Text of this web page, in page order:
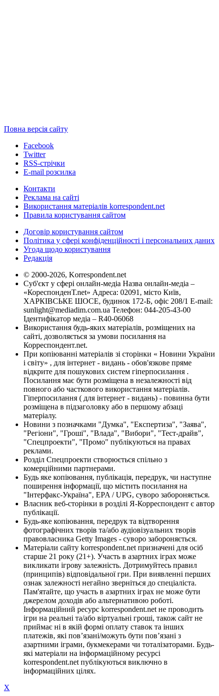
Повна версія сайту
Facebook
Twitter
RSS-стрічки
E-mail розсилка
Контакти
Реклама на сайті
Використання матеріалів korrespondent.net
Правила користування сайтом
Договір користування сайтом
Політика у сфері конфіденційності і персональних даних
Угода щодо користування
Редакція
© 2000-2026, Korrespondent.net
Суб'єкт у сфері онлайн-медіа Назва онлайн-медіа –
«КореспонденТ.net» Адреса: 02091, місто Київ,
ХАРКІВСЬКЕ ШОСЕ, будинок 172-Б, офіс 208/1 E-mail:
sunlight@mediadim.com.ua Телефон: 044-205-43-00
Ідентифікатор медіа – R40-06068
Використання будь-яких матеріалів, розміщених на
сайті, дозволяється за умови посилання на
Корреспондент.net.
При копіюванні матеріалів зі сторінки « Новини України
і світу» , для інтернет - видань - обов'язкове пряме
відкрите для пошукових систем гіперпосилання .
Посилання має бути розміщена в незалежності від
повного або часткового використання матеріалів.
Гіперпосилання ( для інтернет - видань) - повинна бути
розміщена в підзаголовку або в першому абзаці
матеріалу.
Новини з позначками "Думка", "Експертиза", "Заява",
"Регіони", "Гроші", "Влада", "Вибори", "Тест-драйв",
"Спецпроекти", "Промо" публікуються на правах
реклами.
Розділ Спецпроекти створюється спільно з
комерційними партнерами.
Будь яке копіювання, публікація, передрук, чи наступне
поширення інформації, що містить посилання на
"Інтерфакс-Україна", EPA / UPG, суворо забороняється.
Власник веб-сторінки в розділі Я-Корреспондент є автор
публікації.
Будь-яке копіювання, передрук та відтворення
фотографічних творів та/або аудіовізуальних творів
правовласника Getty Images - суворо забороняється.
Матеріали сайту korrespondent.net призначені для осіб
старше 21 року (21+). Участь в азартних іграх може
викликати ігрову залежність. Дотримуйтесь правил
(принципів) відповідальної гри. При виявленні перших
ознак залежності негайно зверніться до спеціаліста.
Пам'ятайте, що участь в азартних іграх не може бути
джерелом доходів або альтернативою роботі.
Інформаційний ресурс korrespondent.net не проводить
ігри на реальні та/або віртуальні гроші, також сайт не
приймає ні в якій формі оплату ставок та інших
платежів, які пов’язані/можуть бути пов’язані з
азартними іграми, букмекерами чи тоталізаторами. Будь-
які матеріали на інформаційному ресурсі
korrespondent.net публікуються виключно в
інформаційних цілях.
X